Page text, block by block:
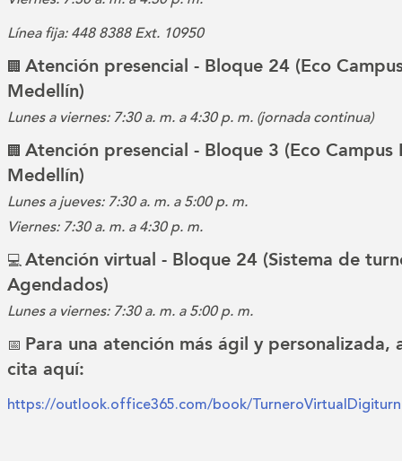
Línea fija: 448 8388 Ext. 10950
🏢 Atención presencial - Bloque 24 (Eco
Medellín)
Lunes a viernes: 7:30 a. m. a 4:30 p. m. (jornada continua)
🏢 Atención presencial - Bloque 3 (Eco Campus
Medellín)
Lunes a jueves: 7:30 a. m. a 5:00 p. m.
Viernes: 7:30 a. m. a 4:30 p. m.
💻Atención virtual - Bloque 24 (Sistema de
Agendados)
Lunes a viernes: 7:30 a. m. a 5:00 p. m.
📅 Para una atención más ágil y personalizada,
cita aquí:
https://outlook.office365.com/book/